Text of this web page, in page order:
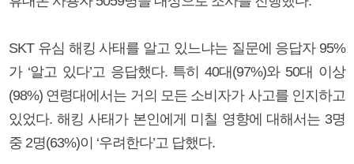
SKT 유심 해킹 사태를 알고 있느냐는 질문에 응답자 95%
가 ‘알고 있다’고 응답했다. 특히 40대(97%)와 50대 이상
(98%) 연령대에서는 거의 모든 소비자가 사고를 인지하고
있었다. 해킹 사태가 본인에게 미칠 영향에 대해서는 3명
중 2명(63%)이 ‘우려한다’고 답했다.